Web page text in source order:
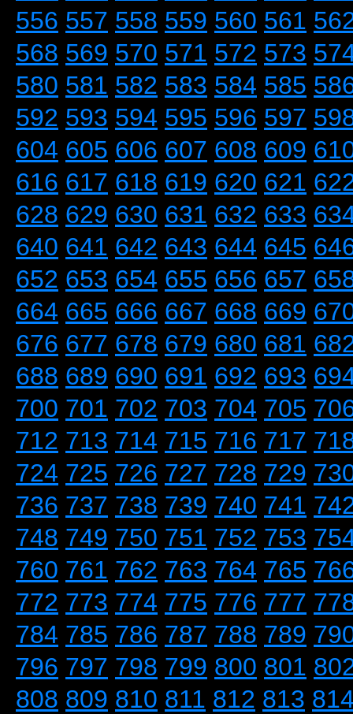
556 557 558 559 560 561
568 569 570 571 572 573
580 581 582 583 584 585
592 593 594 595 596 597
604 605 606 607 608 609
616 617 618 619 620 621
628 629 630 631 632 633
640 641 642 643 644 645
652 653 654 655 656 657
664 665 666 667 668 669
676 677 678 679 680 681
688 689 690 691 692 693
700 701 702 703 704 705
712 713 714 715 716 717
724 725 726 727 728 729
736 737 738 739 740 741
748 749 750 751 752 753
760 761 762 763 764 765
772 773 774 775 776 777
784 785 786 787 788 789
796 797 798 799 800 801
808 809 810 811 812 813